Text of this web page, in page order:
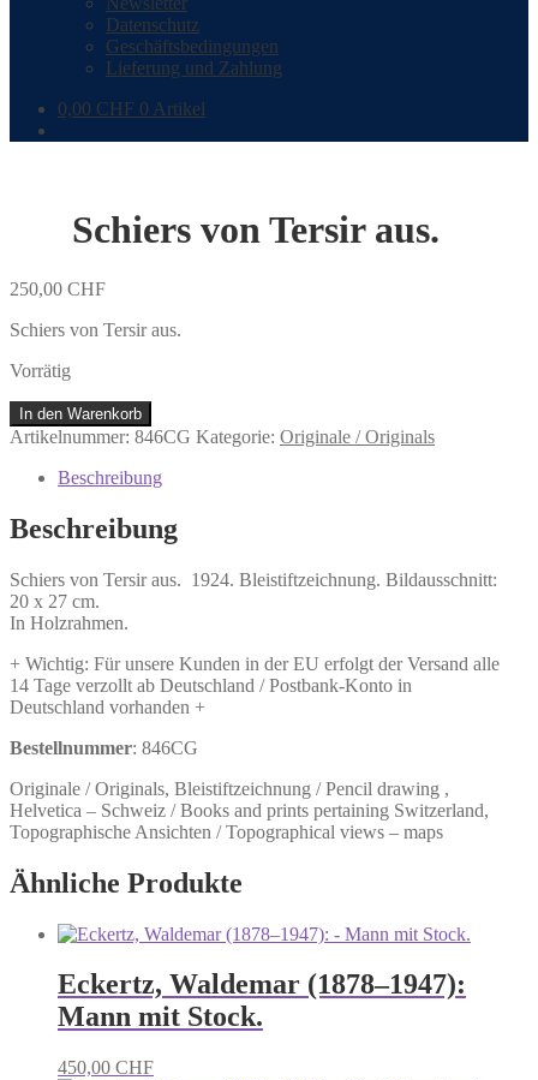
Datenschutz
Geschäftsbedingungen
Lieferung und Zahlung
0,00 CHF 0 Artikel
Schiers von Tersir aus.
250,00 CHF
Schiers von Tersir aus.
Vorrätig
Schiers
von
In den Warenkorb
Artikelnummer: 846CG Kategorie: Originale / Originals
Beschreibung
Beschreibung
Schiers von Tersir aus. 1924. Bleistiftzeichnung. Bildausschnitt:
20 x 27 cm.
In Holzrahmen.
+ Wichtig: Für unsere Kunden in der EU erfolgt der Versand alle
14 Tage verzollt ab Deutschland / Postbank-Konto in
Deutschland vorhanden +
Bestellnummer: 846CG
Originale / Originals, Bleistiftzeichnung / Pencil drawing ,
Helvetica – Schweiz / Books and prints pertaining Switzerland,
Topographische Ansichten / Topographical views – maps
Ähnliche Produkte
Eckertz, Waldemar (1878–1947):
Mann mit Stock.
450,00 CHF